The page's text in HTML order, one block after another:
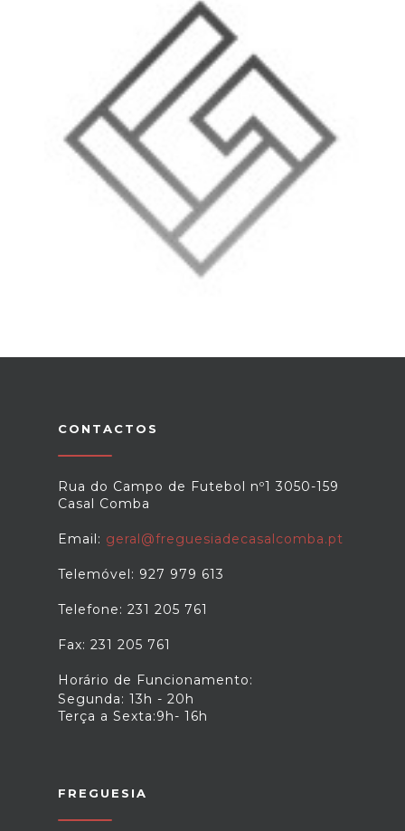
CONTACTOS
Rua do Campo de Futebol nº1 3050-159
Casal Comba
Email: geral@freguesiadecasalcomba.pt
Telemóvel: 927 979 613
Telefone: 231 205 761
Fax: 231 205 761
Horário de Funcionamento:
Segunda: 13h - 20h
Terça a Sexta:9h- 16h
FREGUESIA